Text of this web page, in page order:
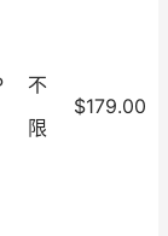
不
限
$179.00